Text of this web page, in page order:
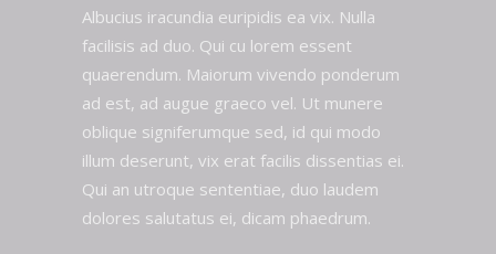
Albucius iracundia euripidis ea vix. Nulla
facilisis ad duo. Qui cu lorem essent
quaerendum. Maiorum vivendo ponderum
ad est, ad augue graeco vel. Ut munere
oblique signiferumque sed, id qui modo
illum deserunt, vix erat facilis dissentias ei.
Qui an utroque sententiae, duo laudem
dolores salutatus ei, dicam phaedrum.